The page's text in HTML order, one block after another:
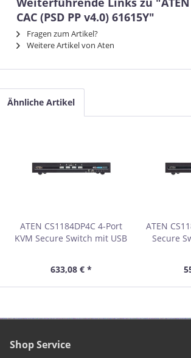
CAC (PSD PP v4.0) 61615Y"
Fragen zum Artikel?
Weitere Artikel von Aten
Ähnliche Artikel
ATEN CS1184DP4C 4-Port
KVM Secure Switch mit USB
633,08 € *
ATEN
Secure
Shop Service